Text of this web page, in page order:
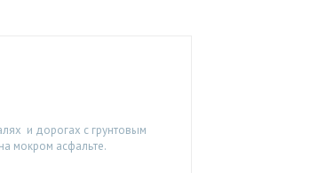
и дорогах с грунтовым
мокром асфальте.